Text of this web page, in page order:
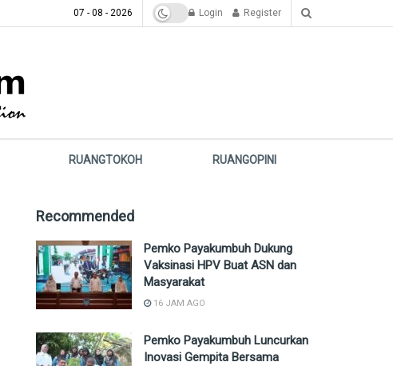
07 - 08 - 2026 Login Register
RUANGTOKOH RUANGOPINI
Recommended
Pemko Payakumbuh Dukung
Vaksinasi HPV Buat ASN dan
Masyarakat
16 JAM AGO
Pemko Payakumbuh Luncurkan
Inovasi Gempita Bersama